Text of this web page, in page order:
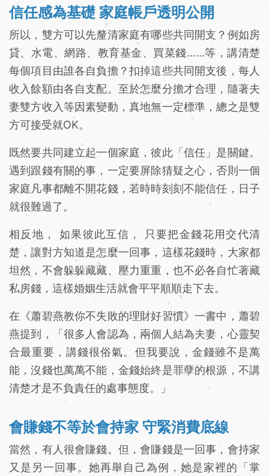
信任感為基礎 家庭帳戶透明公開
所以，雙方可以先釐清家庭有哪些共同開支？例如房
貸、水電、網路、教育基金、買菜錢……等，講清楚
每個項目由誰各自負擔？扣掉這些共同開支後，每人
收入餘額由各自支配。至於怎麼分擔才合理，隨著夫
妻雙方收入等因素變動，真地無一定標準，總之是雙
方可接受就OK。
既然要共同建立起一個家庭，彼此「信任」是關鍵。
遇到跟錢有關的事，一定要屏除猜疑之心，否則一個
家庭凡事都離不開花錢，若時時刻刻不能信任，日子
就很難過了。
相反地， 如果彼此互信， 只要把金錢花用交代清
楚，讓對方知道是怎麼一回事，這樣花錢時，大家都
坦然，不會躲躲藏藏、壓力重重，也不必各自忙著藏
私房錢，這樣婚姻生活就會平平順順走下去。
在《蕭碧燕教你不失敗的理財好習慣》一書中，蕭碧
燕提到，「很多人會認為，兩個人結為夫妻，心靈契
合最重要，講錢很俗氣。但我要說，金錢雖不是萬
能，沒錢也萬萬不能，金錢始終是罪孽的根源，不講
清楚才是不負責任的處事態度。」
會賺錢不等於會持家 守緊消費底線
當然，有人很會賺錢。但，會賺錢是一回事，會持家
又是另一回事。她再舉自己為例，她是家裡的「掌